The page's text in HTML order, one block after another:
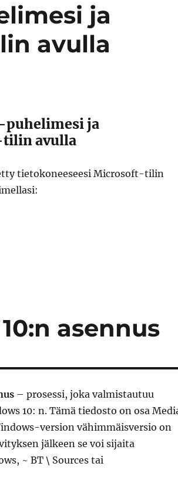
ja
avulla
puhelimesi ja
avulla
tietokoneeseesi Microsoft-tilin
puhelimesi ja tietokoneesi
asennus
– prosessi, joka valmistautuu
10: n. Tämä tiedosto on osa
version vähimmäisversio on
jälkeen se voi sijaita
~ BT \ Sources tai